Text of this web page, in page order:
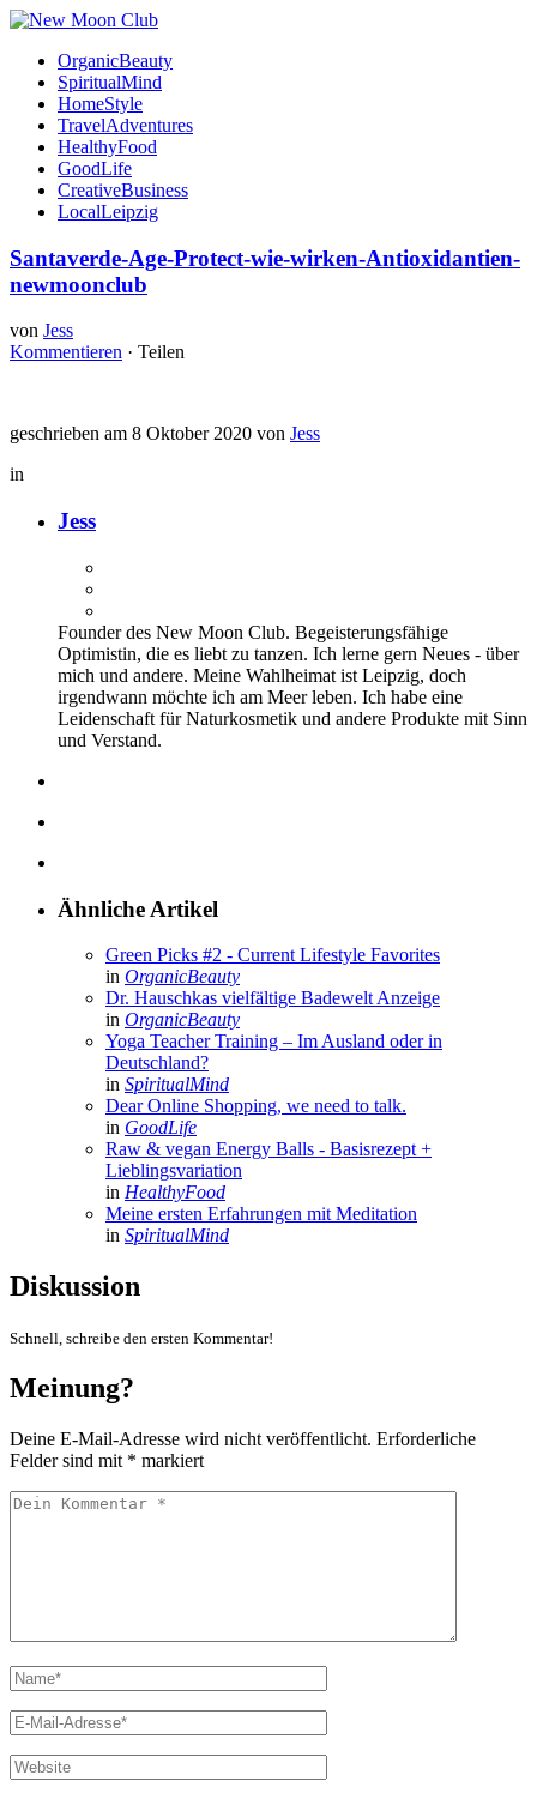
OrganicBeauty
SpiritualMind
HomeStyle
TravelAdventures
HealthyFood
GoodLife
CreativeBusiness
LocalLeipzig
Santaverde-Age-Protect-wie-wirken-Antioxidantien-
newmoonclub
von Jess
Kommentieren · Teilen
geschrieben am 8 Oktober 2020 von Jess
in
Jess
Founder des New Moon Club. Begeisterungsfähige
Optimistin, die es liebt zu tanzen. Ich lerne gern Neues - über
mich und andere. Meine Wahlheimat ist Leipzig, doch
irgendwann möchte ich am Meer leben. Ich habe eine
Leidenschaft für Naturkosmetik und andere Produkte mit Sinn
und Verstand.
Ähnliche Artikel
Green Picks #2 - Current Lifestyle Favorites
in OrganicBeauty
Dr. Hauschkas vielfältige Badewelt Anzeige
in OrganicBeauty
Yoga Teacher Training – Im Ausland oder in
Deutschland?
in SpiritualMind
Dear Online Shopping, we need to talk.
in GoodLife
Raw & vegan Energy Balls - Basisrezept +
Lieblingsvariation
in HealthyFood
Meine ersten Erfahrungen mit Meditation
in SpiritualMind
Diskussion
Schnell, schreibe den ersten Kommentar!
Meinung?
Deine E-Mail-Adresse wird nicht veröffentlicht. Erforderliche
Felder sind mit * markiert